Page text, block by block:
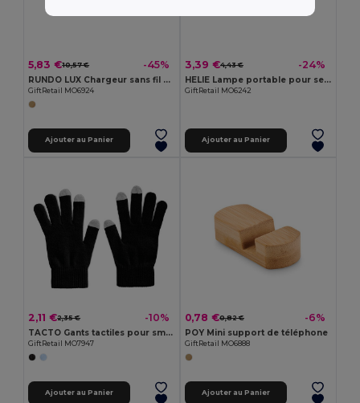
5,83 €10,57 € -45%
RUNDO LUX Chargeur sans fil en bambou 15W
GiftRetail MO6924
Ajouter au Panier
3,39 €4,43 € -24%
HELIE Lampe portable pour selfie
GiftRetail MO6242
Ajouter au Panier
2,11 €2,35 € -10%
TACTO Gants tactiles pour smartphone
GiftRetail MO7947
Ajouter au Panier
0,78 €0,82 € -6%
POY Mini support de téléphone
GiftRetail MO6888
Ajouter au Panier